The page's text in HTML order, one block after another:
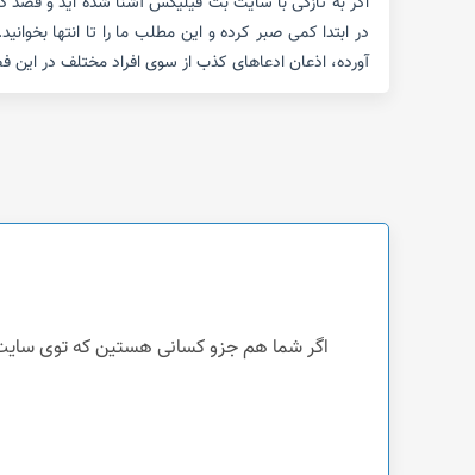
در ابتدا کمی صبر کرده و این مطلب ما را تا انتها
آورده، اذعان ادعاهای کذب از سوی افراد مختلف در
اگر شما هم جزو کسانی هستین که توی سایت های شرطبندی کلاهبردار